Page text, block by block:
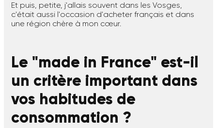
Et puis, petite, j'allais souvent dans les Vosges,
c'était aussi l'occasion d'acheter français et dans
une région chère à mon cœur.
Le "made in France" est-il
un critère important dans
vos habitudes de
consommation ?